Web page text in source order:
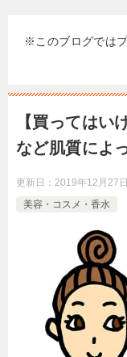
※このブログでは
【買ってはい
など肌質によ
更新日： 2019年12月27日
美容・コスメ・香水